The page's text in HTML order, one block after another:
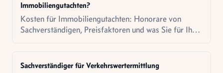
Immobiliengutachten?
Kosten für Immobiliengutachten: Honorare von
Sachverständigen, Preisfaktoren und was Sie für Ihr
Sachverständiger für Verkehrswertermittlung